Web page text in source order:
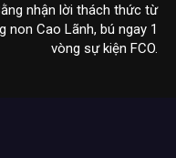
nhận lời thách thức từ
non Cao Lãnh, bú ngay 1
vòng sự kiện FCO.